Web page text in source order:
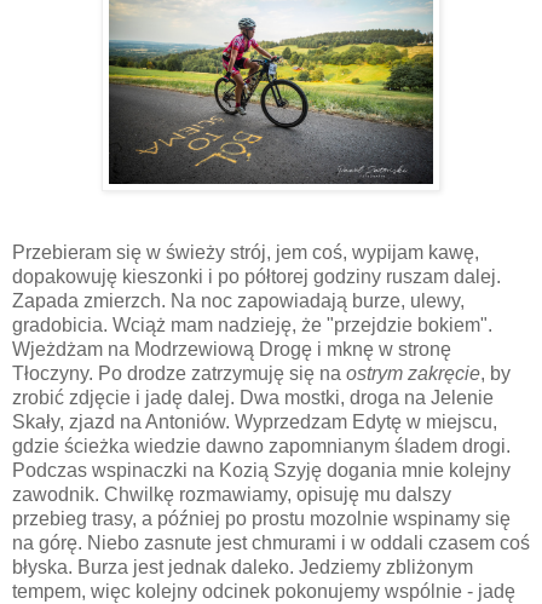
Przebieram się w świeży strój, jem coś, wypijam kawę,
dopakowuję kieszonki i po półtorej godziny ruszam dalej.
Zapada zmierzch. Na noc zapowiadają burze, ulewy,
gradobicia. Wciąż mam nadzieję, że "przejdzie bokiem".
Wjeżdżam na Modrzewiową Drogę i mknę w stronę
Tłoczyny. Po drodze zatrzymuję się na ostrym zakręcie, by
zrobić zdjęcie i jadę dalej. Dwa mostki, droga na Jelenie
Skały, zjazd na Antoniów. Wyprzedzam Edytę w miejscu,
gdzie ścieżka wiedzie dawno zapomnianym śladem drogi.
Podczas wspinaczki na Kozią Szyję dogania mnie kolejny
zawodnik. Chwilkę rozmawiamy, opisuję mu dalszy
przebieg trasy, a później po prostu mozolnie wspinamy się
na górę. Niebo zasnute jest chmurami i w oddali czasem coś
błyska. Burza jest jednak daleko. Jedziemy zbliżonym
tempem, więc kolejny odcinek pokonujemy wspólnie - jadę